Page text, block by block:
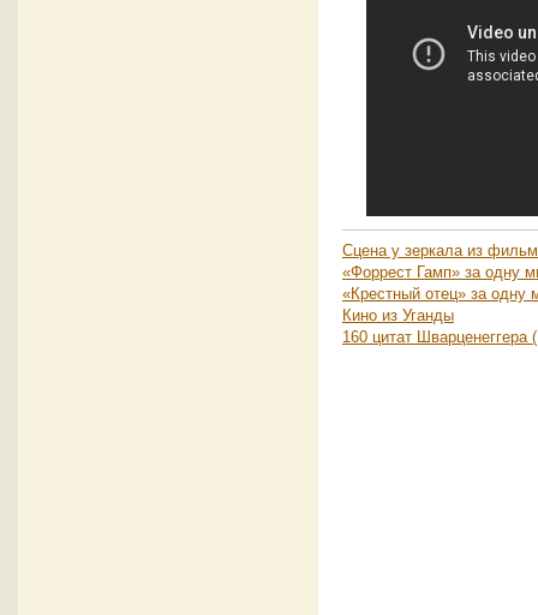
Сцена у зеркала из
«Форрест Гамп» за одну
«Крестный отец» за одну
Кино из Уганды
160 цитат